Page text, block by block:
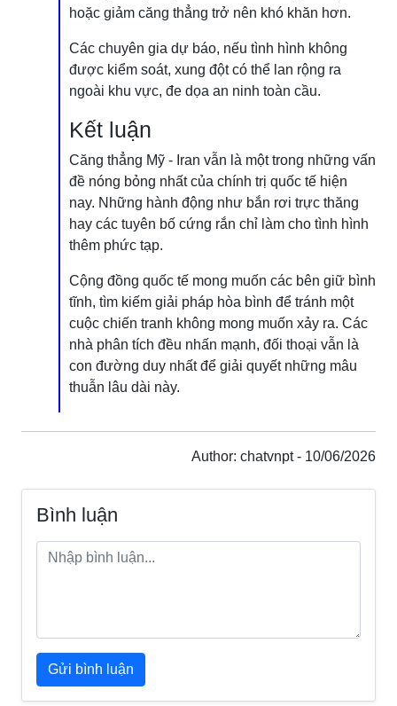
hoặc giảm căng thẳng trở nên khó khăn hơn.
Các chuyên gia dự báo, nếu tình hình không
được kiểm soát, xung đột có thể lan rộng ra
ngoài khu vực, đe dọa an ninh toàn cầu.
Kết luận
Căng thẳng Mỹ - Iran vẫn là một trong những vấn
đề nóng bỏng nhất của chính trị quốc tế hiện
nay. Những hành động như bắn rơi trực thăng
hay các tuyên bố cứng rắn chỉ làm cho tình hình
thêm phức tạp.
Cộng đồng quốc tế mong muốn các bên giữ bình
tĩnh, tìm kiếm giải pháp hòa bình để tránh một
cuộc chiến tranh không mong muốn xảy ra. Các
nhà phân tích đều nhấn mạnh, đối thoại vẫn là
con đường duy nhất để giải quyết những mâu
thuẫn lâu dài này.
Author: chatvnpt - 10/06/2026
Bình luận
Gửi bình luận